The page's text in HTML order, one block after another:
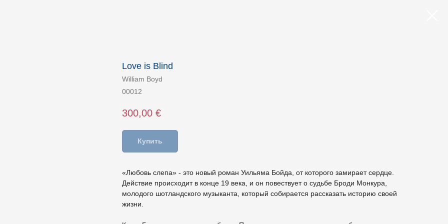
Love is Blind
William Boyd
00012
300,00 €
Купить
«Любовь слепа» - это новый роман Уильяма Бойда, от которого замирает сердце.
Действие происходит в конце 19 века, и он повествует о судьбе Броди Монкура,
молодого шотландского музыканта, который собирается рассказать историю своей
жизни.